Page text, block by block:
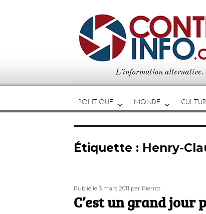
POLITIQUE MONDE
Étiquette : Henry-
Publié
le
Publié le 3 mars 2011 Auteur
par Pierrot
C’est un grand jour